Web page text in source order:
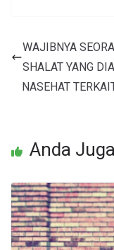
WAJIBNYA
SHALAT YANG
NASEHAT
Anda